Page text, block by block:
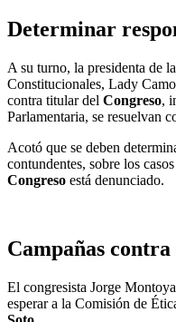
Determinar
A su turno, la presidenta de
Constitucionales, Lady
contra titular del Congreso,
Parlamentaria, se resuelvan
Acotó que se deben
contundentes, sobre los
Congreso está denunciado.
Campañas
El congresista Jorge
esperar a la Comisión de